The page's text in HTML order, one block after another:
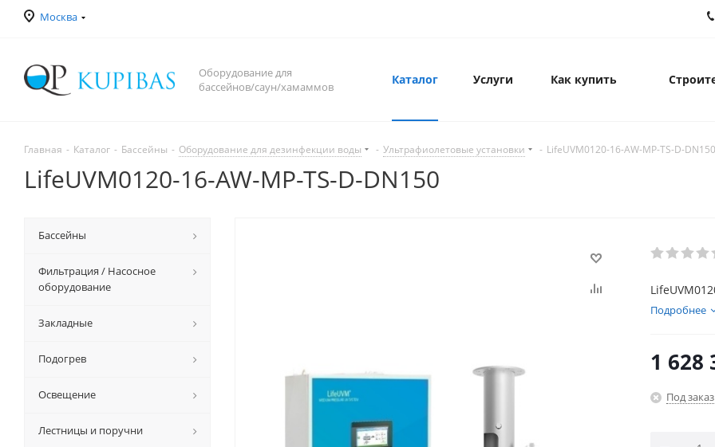
Москва
Оборудование для
бассейнов/саун/хамаммов
Каталог Услуги Как купить
Главная - Каталог - Бассейны - Оборудование для дезинфекции воды - Ультрафиолетовые установки - LifeUVM0120-16-AW-MP-TS-D-DN150
LifeUVM0120-16-AW-MP-TS-D-DN150
Подробнее
1 628
Под заказ
Бассейны
Фильтрация / Насосное
оборудование
Закладные
Подогрев
Освещение
Лестницы и поручни